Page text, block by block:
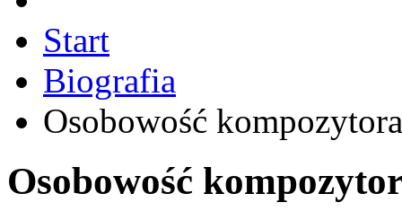
Start
Biografia
Osobowość kompozytora
Osobowość